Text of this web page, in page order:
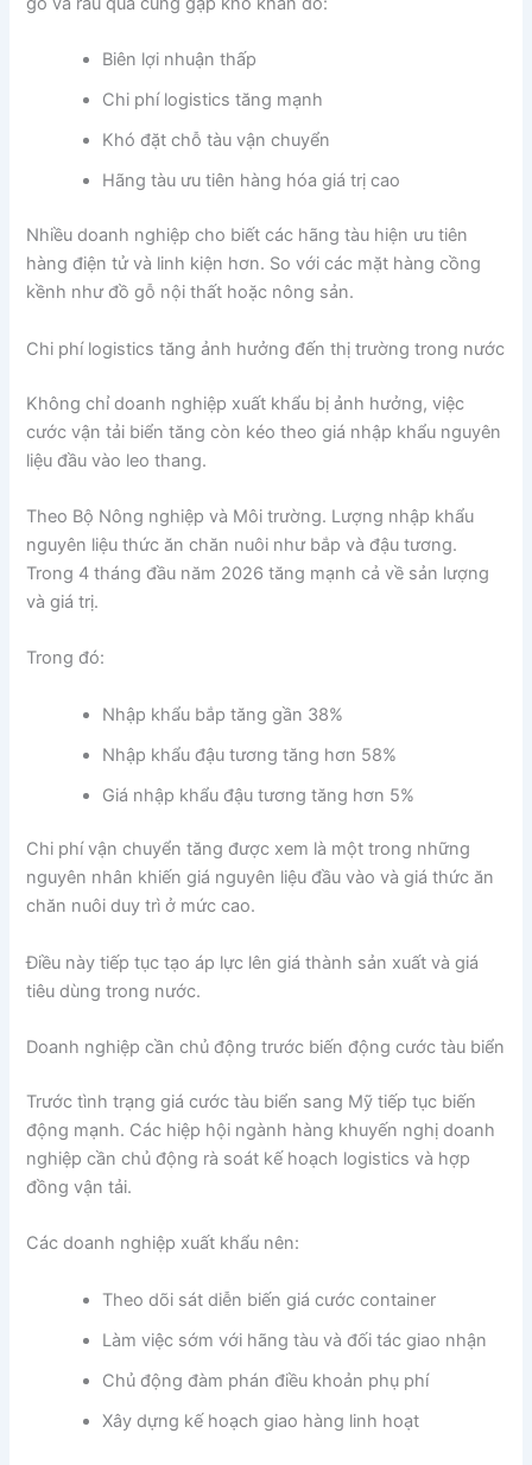
Biên lợi nhuận thấp
Chi phí logistics tăng mạnh
Khó đặt chỗ tàu vận chuyển
Hãng tàu ưu tiên hàng hóa giá trị cao
Nhiều doanh nghiệp cho biết các hãng tàu hiện ưu tiên
hàng điện tử và linh kiện hơn. So với các mặt hàng cồng
kềnh như đồ gỗ nội thất hoặc nông sản.
Chi phí logistics tăng ảnh hưởng đến thị trường trong nước
Không chỉ doanh nghiệp xuất khẩu bị ảnh hưởng, việc
cước vận tải biển tăng còn kéo theo giá nhập khẩu nguyên
liệu đầu vào leo thang.
Theo Bộ Nông nghiệp và Môi trường. Lượng nhập khẩu
nguyên liệu thức ăn chăn nuôi như bắp và đậu tương.
Trong 4 tháng đầu năm 2026 tăng mạnh cả về sản lượng
và giá trị.
Trong đó:
Nhập khẩu bắp tăng gần 38%
Nhập khẩu đậu tương tăng hơn 58%
Giá nhập khẩu đậu tương tăng hơn 5%
Chi phí vận chuyển tăng được xem là một trong những
nguyên nhân khiến giá nguyên liệu đầu vào và giá thức ăn
chăn nuôi duy trì ở mức cao.
Điều này tiếp tục tạo áp lực lên giá thành sản xuất và giá
tiêu dùng trong nước.
Doanh nghiệp cần chủ động trước biến động cước tàu biển
Trước tình trạng giá cước tàu biển sang Mỹ tiếp tục biến
động mạnh. Các hiệp hội ngành hàng khuyến nghị doanh
nghiệp cần chủ động rà soát kế hoạch logistics và hợp
đồng vận tải.
Các doanh nghiệp xuất khẩu nên:
Theo dõi sát diễn biến giá cước container
Làm việc sớm với hãng tàu và đối tác giao nhận
Chủ động đàm phán điều khoản phụ phí
Xây dựng kế hoạch giao hàng linh hoạt